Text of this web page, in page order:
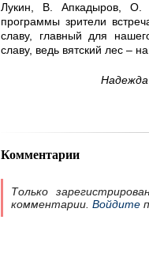
Лукин, В. Апкадыров,
программы зрители
славу, главный для
славу, ведь вятский лес –
Надежда
Комментарии
Только
комментарии. Войдите